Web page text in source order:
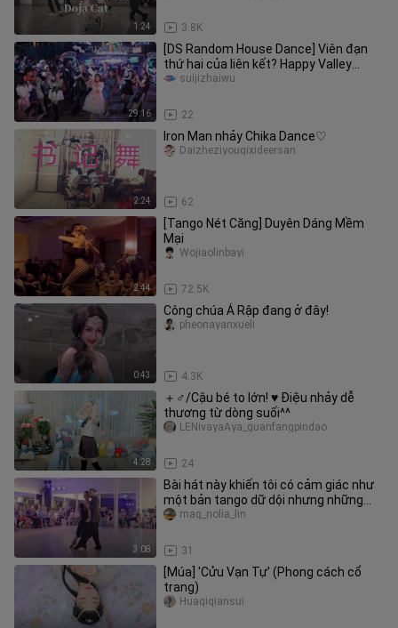
1:24 3.8K
29:16
[DS Random House Dance] Viên đạn
thứ hai của liên kết? Happy Valley
Halloween Home Dance Carnival!
22
suijizhaiwu
2:24
Iron Man nhảy Chika Dance♡
62
Daizheziyouqixideersan
2:44
[Tango Nét Căng] Duyên Dáng Mềm
Mại
72.5K
Wojiaolinbayi
0:43
Công chúa Ả Rập đang ở đây!
4.3K
pheonayanxueli
4:28
＋♂/Cậu bé to lớn! ♥ Điệu nhảy dễ
thương từ dòng suối^^
24
LENivayaAya_guanfangpindao
3:08
Bài hát này khiến tôi có cảm giác như
một bản tango dữ dội nhưng những
bước nhảy lại rất tuyệt vời
31
mag_nolia_lin
[Múa] 'Cửu Vạn Tự' (Phong cách cổ
trang)
Huaqiqiansui